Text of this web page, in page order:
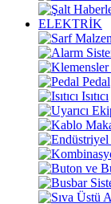
ELEKTRİK
Pedal
Isıtıcı